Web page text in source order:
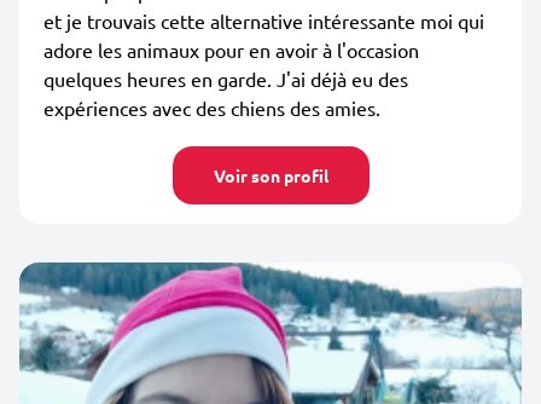
et je trouvais cette alternative intéressante moi qui
adore les animaux pour en avoir à l'occasion
quelques heures en garde. J'ai déjà eu des
expériences avec des chiens des amies.
Voir son profil